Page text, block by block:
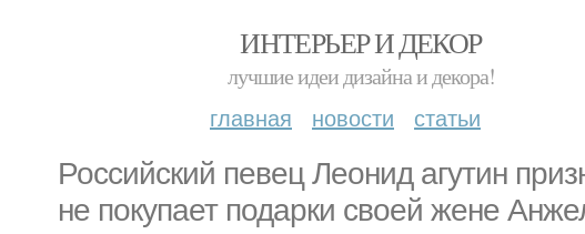
ИНТЕРЬЕР И ДЕКОР
лучшие идеи дизайна и декора!
главная новости статьи
Российский певец Леонид агутин
не покупает подарки своей жене